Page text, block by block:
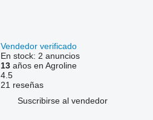
Vendedor verificado
En stock: 2 anuncios
13años en Agroline
4.5
21 reseñas
Suscribirse al vendedor